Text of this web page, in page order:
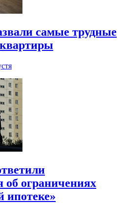
самые трудные
об ограничениях
ипотеке»